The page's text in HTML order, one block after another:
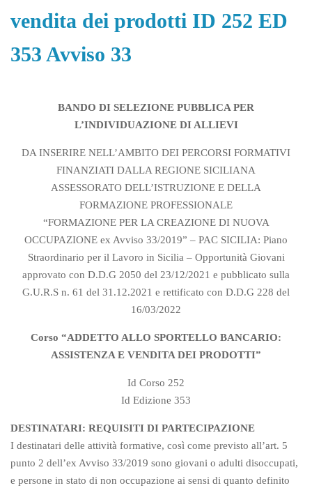
vendita dei prodotti ID 252 ED
353 Avviso 33
BANDO DI SELEZIONE PUBBLICA PER
L’INDIVIDUAZIONE DI ALLIEVI
DA INSERIRE NELL’AMBITO DEI PERCORSI FORMATIVI
FINANZIATI DALLA REGIONE SICILIANA
ASSESSORATO DELL’ISTRUZIONE E DELLA
FORMAZIONE PROFESSIONALE
“FORMAZIONE PER LA CREAZIONE DI NUOVA
OCCUPAZIONE ex Avviso 33/2019” – PAC SICILIA: Piano
Straordinario per il Lavoro in Sicilia – Opportunità Giovani
approvato con D.D.G 2050 del 23/12/2021 e pubblicato sulla
G.U.R.S n. 61 del 31.12.2021 e rettificato con D.D.G 228 del
16/03/2022
Corso “ADDETTO ALLO SPORTELLO BANCARIO:
ASSISTENZA E VENDITA DEI PRODOTTI”
Id Corso 252
Id Edizione 353
DESTINATARI: REQUISITI DI PARTECIPAZIONE
I destinatari delle attività formative, così come previsto all’art. 5
punto 2 dell’ex Avviso 33/2019 sono giovani o adulti disoccupati,
e persone in stato di non occupazione ai sensi di quanto definito